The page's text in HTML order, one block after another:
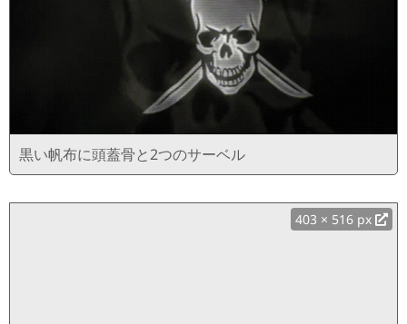
黒い帆布に頭蓋骨と2つのサーベル
403 × 516 px